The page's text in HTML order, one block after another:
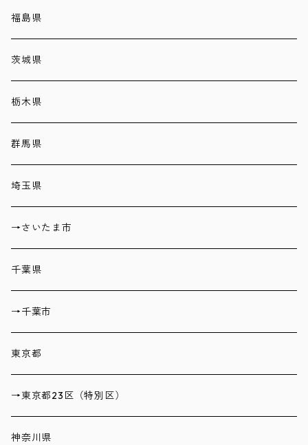
福島県
茨城県
栃木県
群馬県
埼玉県
→さいたま市
千葉県
→千葉市
東京都
→東京都23区（特別区）
神奈川県